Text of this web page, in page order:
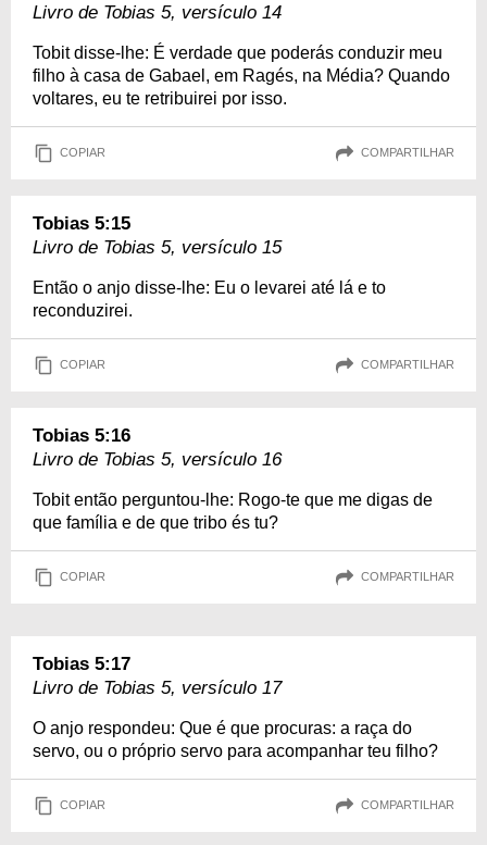
Livro de Tobias 5, versículo 14
Tobit disse-lhe: É verdade que poderás conduzir meu
filho à casa de Gabael, em Ragés, na Média? Quando
voltares, eu te retribuirei por isso.
COPIAR COMPARTILHAR
Tobias 5:15
Livro de Tobias 5, versículo 15
Então o anjo disse-lhe: Eu o levarei até lá e to
reconduzirei.
COPIAR COMPARTILHAR
Tobias 5:16
Livro de Tobias 5, versículo 16
Tobit então perguntou-lhe: Rogo-te que me digas de
que família e de que tribo és tu?
COPIAR COMPARTILHAR
Tobias 5:17
Livro de Tobias 5, versículo 17
O anjo respondeu: Que é que procuras: a raça do
servo, ou o próprio servo para acompanhar teu filho?
COPIAR COMPARTILHAR